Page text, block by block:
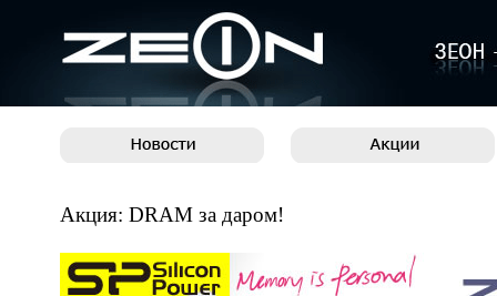
Акция: DRAM за даром!